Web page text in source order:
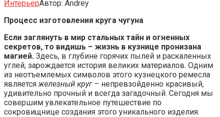
ИнтерьерАвтор: Andrey
Процесс изготовления круга чугуна
Если заглянуть в мир стальных тайн и огненных
секретов, то видишь – жизнь в кузнице пронизана
магией. Здесь, в глубине горячих пылей и раскаленных
углей, зарождается история великих материалов. Одним
из неотъемлемых символов этого кузнецкого ремесла
являетсяжелезный круг – непревзойденно красивый,
удивительно прочный и всегда загадочный. Сегодня мы
совершим увлекательное путешествие по
сокровищнице создания этого уникального изделия.